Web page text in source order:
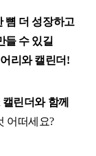
뼘 더 성장하고
들 수 있길
리와 캘린더!
린더와 함께
어떠세요?